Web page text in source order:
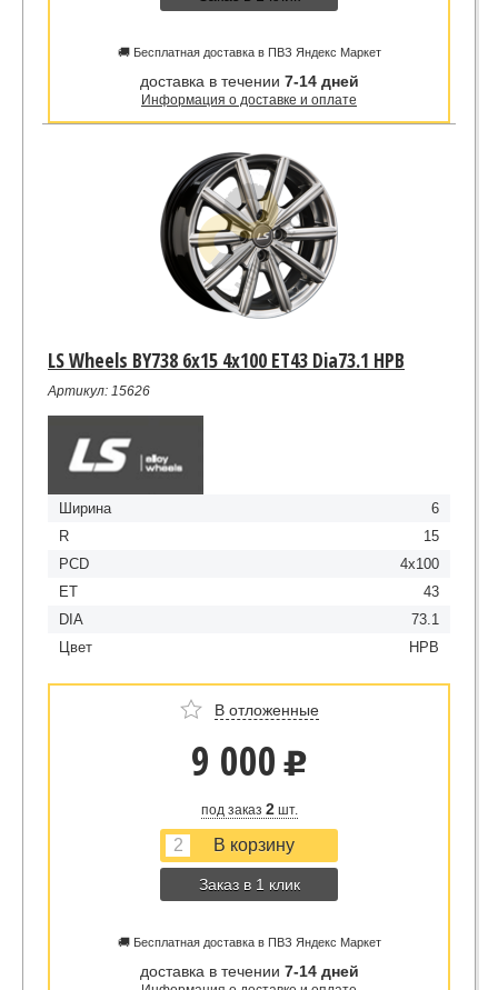
🚚 Бесплатная доставка в ПВЗ Яндекс Маркет
доставка в течении 7-14 дней
Информация о доставке и оплате
LS Wheels BY738 6x15 4x100 ET43 Dia73.1 HPB
Артикул: 15626
Ширина
6
R
15
PCD
4x100
ET
43
DIA
73.1
Цвет
HPB
В отложенные
9 000 u
под заказ 2шт.
Заказ в 1 клик
🚚 Бесплатная доставка в ПВЗ Яндекс Маркет
доставка в течении 7-14 дней